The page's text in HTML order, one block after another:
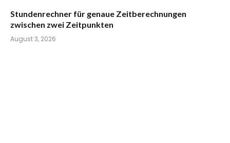
Stundenrechner für genaue Zeitberechnungen
zwischen zwei Zeitpunkten
August 3, 2026